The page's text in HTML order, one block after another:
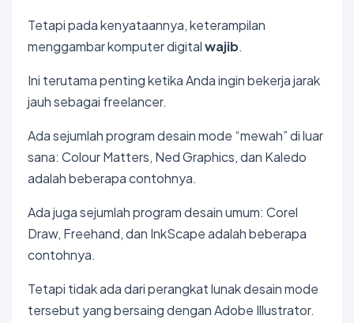
Tetapi pada kenyataannya, keterampilan
menggambar komputer digitalwajib.
Ini terutama penting ketika Anda ingin bekerja jarak
jauh sebagai freelancer.
Ada sejumlah program desain mode “mewah” di luar
sana: Colour Matters, Ned Graphics, dan Kaledo
adalah beberapa contohnya.
Ada juga sejumlah program desain umum: Corel
Draw, Freehand, dan InkScape adalah beberapa
contohnya.
Tetapi tidak ada dari perangkat lunak desain mode
tersebut yang bersaing dengan Adobe Illustrator.